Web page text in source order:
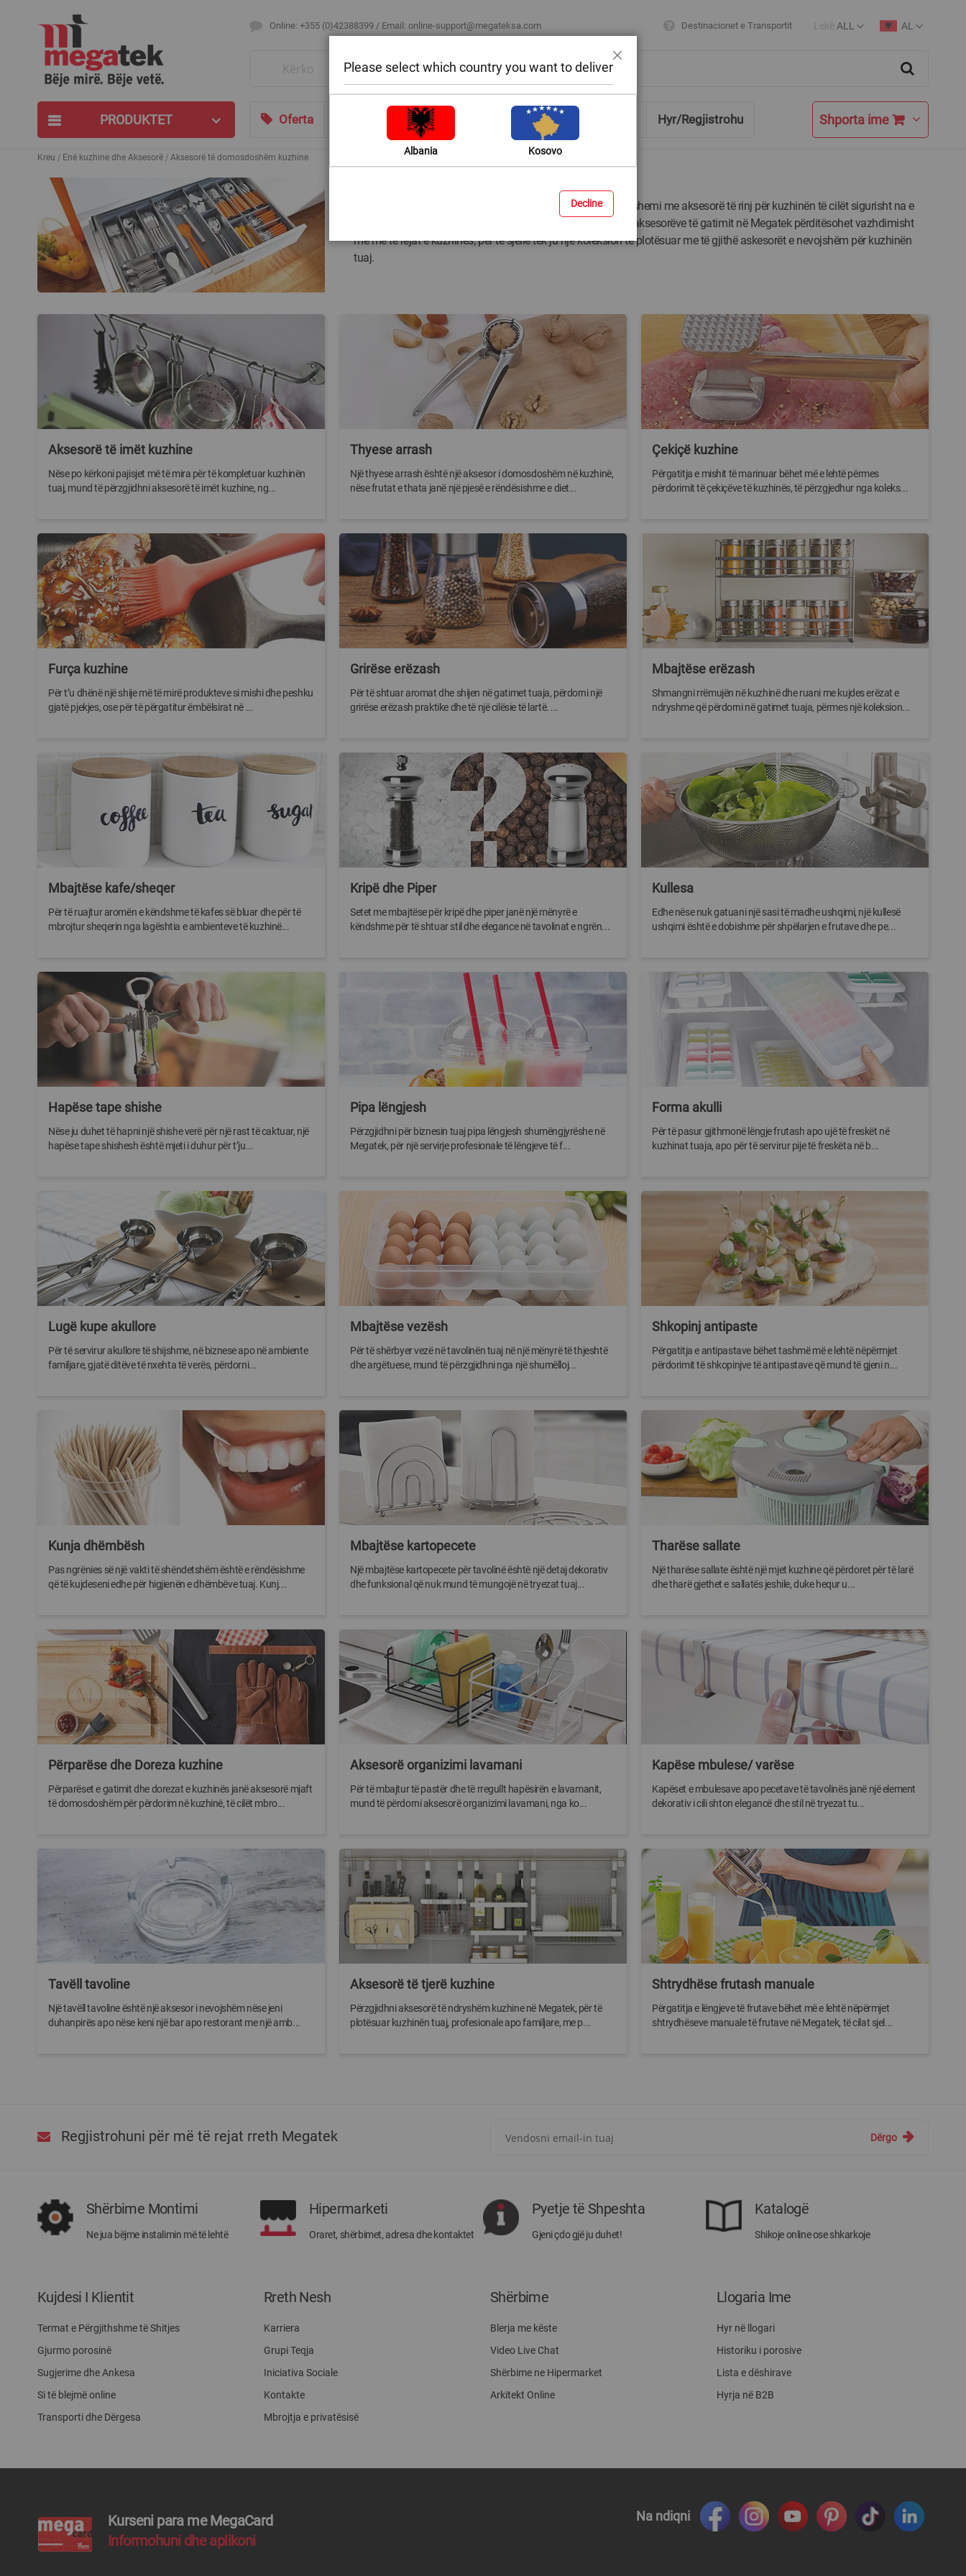
Online: +355 (0)42388399 / Email: online-support@megateksa.com Destinacionet e Transportit
Currency
Lekë ALL
Language
AL
PRODUKTET Oferta Bli sipas ambientit Ndihmë & Këshilla Hyr/Regjistrohu Shporta ime
Kreu Enë kuzhine dhe Aksesorë Aksesorë të domosdoshëm kuzhine
Aksesorë të domosdoshëm kuzhine
Aksesorët në kuzhinë nuk kanë të mbaruar! Çdo ditë ne ndeshemi me aksesorë të rinj për kuzhinën të cilët sigurisht na e
bëjnë shumë më të lehtë punën në kuzhinë. Gama e gjerë e aksesorëve të gatimit në Megatek përditësohet vazhdimisht
me më të rejat e kuzhinës, për të sjellë tek ju një koleksion të plotësuar me të gjithë askesorët e nevojshëm për kuzhinën
tuaj.
Aksesorë të imët kuzhine
Nëse po kërkoni pajisjet më të mira për të kompletuar kuzhinën
tuaj, mund të përzgjidhni aksesorë të imët kuzhine, ng...
Thyese arrash
Një thyese arrash është një aksesor i domosdoshëm në kuzhinë,
nëse frutat e thata janë një pjesë e rëndësishme e diet...
Çekiçë kuzhine
Përgatitja e mishit të marinuar bëhet më e lehtë përmes
përdorimit të çekiçëve të kuzhinës, të përzgjedhur nga koleks...
Furça kuzhine
Për t’u dhënë një shije më të mirë produkteve si mishi dhe peshku
gjatë pjekjes, ose për të përgatitur ëmbëlsirat në ...
Grirëse erëzash
Për të shtuar aromat dhe shijen në gatimet tuaja, përdorni një
grirëse erëzash praktike dhe të një cilësie të lartë. ...
Mbajtëse erëzash
Shmangni rrëmujën në kuzhinë dhe ruani me kujdes erëzat e
ndryshme që përdorni në gatimet tuaja, përmes një koleksion...
Mbajtëse kafe/sheqer
Për të ruajtur aromën e këndshme të kafes së bluar dhe për të
mbrojtur sheqerin nga lagështia e ambienteve të kuzhinë...
Kripë dhe Piper
Setet me mbajtëse për kripë dhe piper janë një mënyrë e
këndshme për të shtuar stil dhe elegance në tavolinat e ngrën...
Kullesa
Edhe nëse nuk gatuani një sasi të madhe ushqimi, një kullesë
ushqimi është e dobishme për shpëlarjen e frutave dhe pe...
Hapëse tape shishe
Nëse ju duhet të hapni një shishe verë për një rast të caktuar, një
hapëse tape shishesh është mjeti i duhur për t’ju...
Pipa lëngjesh
Përzgjidhni për biznesin tuaj pipa lëngjesh shumëngjyrëshe në
Megatek, për një servirje profesionale të lëngjeve të f...
Forma akulli
Për të pasur gjithmonë lëngje frutash apo ujë të freskët në
kuzhinat tuaja, apo për të servirur pije të freskëta në b...
Lugë kupe akullore
Për të servirur akullore të shijshme, në biznese apo në ambiente
familjare, gjatë ditëve të nxehta të verës, përdorni...
Mbajtëse vezësh
Për të shërbyer vezë në tavolinën tuaj në një mënyrë të thjeshtë
dhe argëtuese, mund të përzgjidhni nga një shumëlloj...
Shkopinj antipaste
Përgatitja e antipastave bëhet tashmë më e lehtë nëpërmjet
përdorimit të shkopinjve të antipastave që mund të gjeni n...
Kunja dhëmbësh
Pas ngrënies së një vakti të shëndetshëm është e rëndësishme
që të kujdeseni edhe për higjienën e dhëmbëve tuaj. Kunj...
Mbajtëse kartopecete
Një mbajtëse kartopecete për tavolinë është një detaj dekorativ
dhe funksional që nuk mund të mungojë në tryezat tuaj...
Tharëse sallate
Një tharëse sallate është një mjet kuzhine që përdoret për të larë
dhe tharë gjethet e sallatës jeshile, duke hequr u...
Përparëse dhe Doreza kuzhine
Përparëset e gatimit dhe dorezat e kuzhinës janë aksesorë mjaft
të domosdoshëm për përdorim në kuzhinë, të cilët mbro...
Aksesorë organizimi lavamani
Për të mbajtur të pastër dhe të rregullt hapësirën e lavamanit,
mund të përdorni aksesorë organizimi lavamani, nga ko...
Kapëse mbulese/ varëse
Kapëset e mbulesave apo pecetave të tavolinës janë një element
dekorativ i cili shton elegancë dhe stil në tryezat tu...
Tavëll tavoline
Një tavëll tavoline është një aksesor i nevojshëm nëse jeni
duhanpirës apo nëse keni një bar apo restorant me një amb...
Aksesorë të tjerë kuzhine
Përzgjidhni aksesorë të ndryshëm kuzhine në Megatek, për të
plotësuar kuzhinën tuaj, profesionale apo familjare, me p...
Shtrydhëse frutash manuale
Përgatitja e lëngjeve të frutave bëhet më e lehtë nëpërmjet
shtrydhëseve manuale të frutave në Megatek, të cilat sjel...
Regjistrohuni për më të rejat rreth Megatek
rreth
Megatek:
Dërgo
Shërbime Montimi
Ne jua bëjme instalimin më të lehtë
Hipermarketi
Oraret, shërbimet, adresa dhe kontaktet
Pyetje të Shpeshta
Gjeni çdo gjë ju duhet!
Katalogë
Shikoje online ose shkarkoje
Kujdesi I Klientit
Termat e Përgjithshme të Shitjes
Gjurmo porosinë
Sugjerime dhe Ankesa
Si të blejmë online
Transporti dhe Dërgesa
Rreth Nesh
Karriera
Grupi Teqja
Iniciativa Sociale
Kontakte
Mbrojtja e privatësisë
Shërbime
Blerja me këste
Video Live Chat
Shërbime ne Hipermarket
Arkitekt Online
Llogaria Ime
Hyr në llogari
Historiku i porosive
Lista e dëshirave
Hyrja në B2B
Kurseni para me MegaCard
Informohuni dhe aplikoni
Na ndiqni
Please select which country you want to deliver
Albania Kosovo
Decline